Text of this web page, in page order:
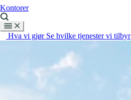
Kontorer
Hva vi gjør Se hvilke tjenester vi tilbyr